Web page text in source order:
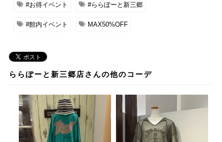
#お得イベント #ららぽーと新三郷
#館内イベント MAX50%OFF
ららぽーと新三郷店さんの他のコーデ